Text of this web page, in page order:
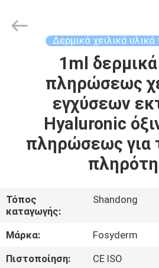
ΠΡΟΪΌΝΤΑ
ΣΧΕΤΙΚΆ
ΕΠΙΣΚΈΨΕΙΣ
ΣΤΟ
ΕΡΓΟΣΤΆΣΙΟ
International
Trading
Δερμικά χειλικά
1ml
πληρώσεως
εγχύσεων
Hyaluronic
πληρώσεως για
Τόπος
καταγωγής:
Shandong
Μάρκα:
Fosyderm
Πιστοποίηση:
CE ISO